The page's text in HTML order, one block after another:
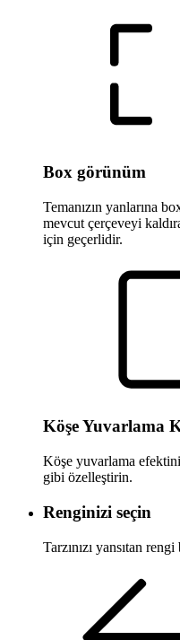
Box görünüm
Temanızın yanlarına
mevcut çerçeveyi
için geçerlidir.
Köşe Yuvarlama
Köşe yuvarlama
gibi özelleştirin.
Renginizi seçin
Tarzınızı yansıtan